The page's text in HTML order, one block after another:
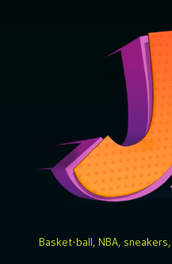
Basket-ball, NBA,